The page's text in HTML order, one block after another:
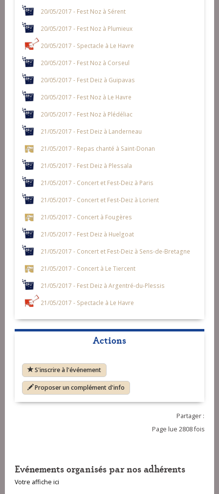
20/05/2017 - Fest Noz à Sérent
20/05/2017 - Fest Noz à Plumieux
20/05/2017 - Spectacle à Le Havre
20/05/2017 - Fest Noz à Corseul
20/05/2017 - Fest Deiz à Guipavas
20/05/2017 - Fest Noz à Le Havre
20/05/2017 - Fest Noz à Plédéliac
21/05/2017 - Fest Deiz à Landerneau
21/05/2017 - Repas chanté à Saint-Donan
21/05/2017 - Fest Deiz à Plessala
21/05/2017 - Concert et Fest-Deiz à Paris
21/05/2017 - Concert et Fest-Deiz à Lorient
21/05/2017 - Concert à Fougères
21/05/2017 - Fest Deiz à Huelgoat
21/05/2017 - Concert et Fest-Deiz à Sens-de-Bretagne
21/05/2017 - Concert à Le Tiercent
21/05/2017 - Fest Deiz à Argentré-du-Plessis
21/05/2017 - Spectacle à Le Havre
Actions
S'inscrire à l'événement
Proposer un complément d'info
Partager :
Page lue 2808 fois
Evénements organisés par nos adhérents
Votre affiche ici